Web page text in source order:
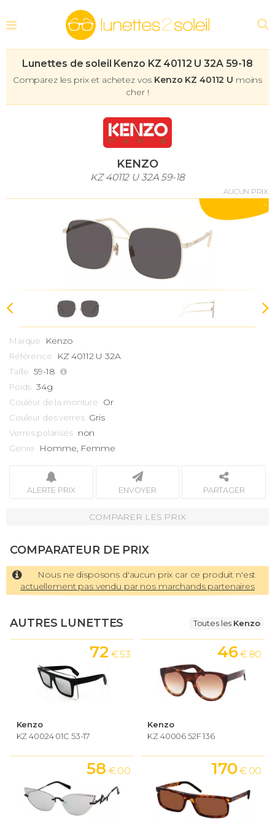
Lunettes de soleil Kenzo KZ 40112 U 32A 59-18
Comparez les prix et achetez vos Kenzo KZ 40112 U moins
cher !
KENZO
KZ 40112 U 32A 59-18
AUCUN PRIX
-
Marque Kenzo
Référence KZ 40112 U 32A
Taille 59-18
Poids 34g
Couleur de la monture Or
Couleur des verres Gris
Verres polarisés non
Genre Homme, Femme
ALERTE PRIX ENVOYER PARTAGER
COMPARER LES PRIX
COMPARATEUR DE PRIX
Nous ne disposons d'aucun prix car ce produit n'est
actuellement pas vendu par nos marchands partenaires
AUTRES LUNETTES Toutes les Kenzo
Kenzo
KZ 40024 01C 53-17
72 € 53
Kenzo
KZ 40006 52F 136
46 € 80
58 € 00 170 € 00